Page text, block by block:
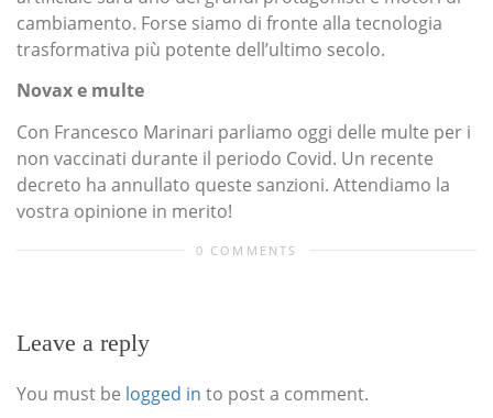
cambiamento. Forse siamo di fronte alla tecnologia
trasformativa più potente dell’ultimo secolo.
Novax e multe
Con Francesco Marinari parliamo oggi delle multe per i
non vaccinati durante il periodo Covid. Un recente
decreto ha annullato queste sanzioni. Attendiamo la
vostra opinione in merito!
0 COMMENTS
Leave a reply
You must be logged in to post a comment.